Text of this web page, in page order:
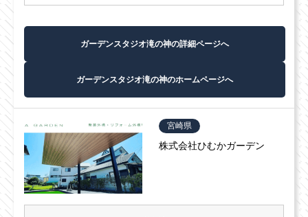
ガーデンスタジオ滝の神の詳細ページへ
ガーデンスタジオ滝の神のホームページへ
宮崎県
株式会社ひむかガーデン